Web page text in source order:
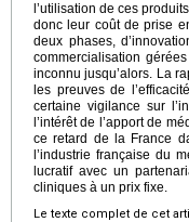
l’utilisation de ces
donc leur coût de prise
deux phases,
commercialisation
inconnu jusqu’alors. La
les preuves de
certaine vigilance sur
l’intérêt de l’apport de
ce retard de la France
l’industrie française du
lucratif avec un
cliniques à un prix fixe.
Le texte complet de cet